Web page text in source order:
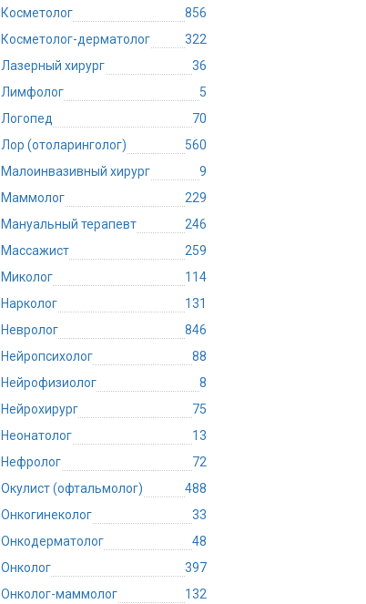
Косметолог
856
Косметолог-дерматолог
322
Лазерный хирург
36
Лимфолог
5
Логопед
70
Лор (отоларинголог)
560
Малоинвазивный хирург
9
Маммолог
229
Мануальный терапевт
246
Массажист
259
Миколог
114
Нарколог
131
Невролог
846
Нейропсихолог
88
Нейрофизиолог
8
Нейрохирург
75
Неонатолог
13
Нефролог
72
Окулист (офтальмолог)
488
Онкогинеколог
33
Онкодерматолог
48
Онколог
397
Онколог-маммолог
132